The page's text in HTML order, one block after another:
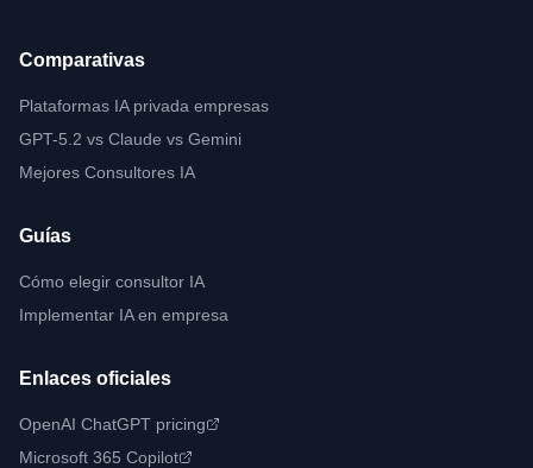
Comparativas
Plataformas IA privada empresas
GPT-5.2 vs Claude vs Gemini
Mejores Consultores IA
Guías
Cómo elegir consultor IA
Implementar IA en empresa
Enlaces oficiales
OpenAI ChatGPT pricing
Microsoft 365 Copilot